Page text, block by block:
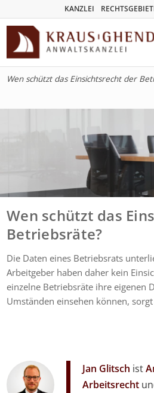
KANZLEI
Wen schützt das Einsichtsrecht der
Wen schützt das
Betriebsräte?
Die Daten eines Betriebsrats
Arbeitgeber haben daher kein
einzelne Betriebsräte ihre eigenen
Umständen einsehen können,
Jan Glitsch ist
Arbeitsrecht